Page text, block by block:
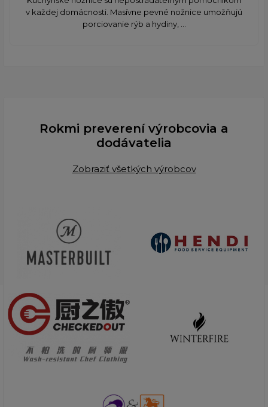
v každej domácnosti. Masívne pevné nožnice umožňujú
porciovanie rýb a hydiny, ...
Rokmi preverení výrobcovia a
dodávatelia
Zobraziť všetkých výrobcov